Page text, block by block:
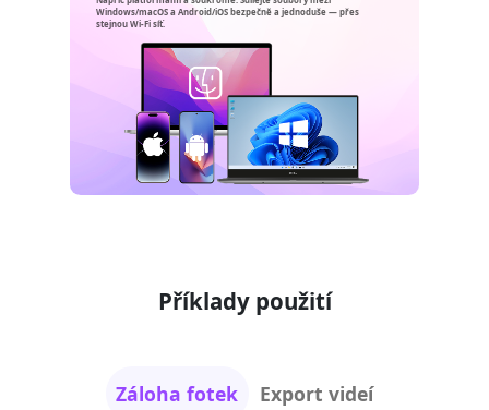
Windows/macOS a Android/iOS bezpečně a jednoduše — přes
stejnou Wi-Fi síť.
Příklady použití
Záloha fotek Export videí